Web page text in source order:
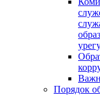
Порядок